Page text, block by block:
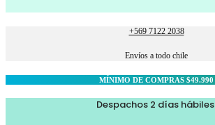
+569 7122 2038
Envíos a todo chile
MÍNIMO DE COMPRAS $49.990
Despachos 2 días hábiles